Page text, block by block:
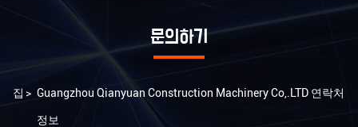
문의하기
집 > Guangzhou Qianyuan Construction Machinery Co,.LTD 연락처
정보